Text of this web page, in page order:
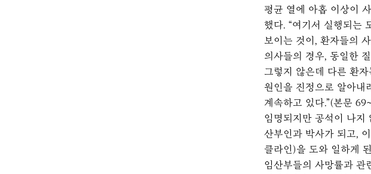
평균 열에 아홉 이상이
했다. “여기서 실행되는
보이는 것이, 환자들의
의사들의 경우, 동일한
그렇지 않은데 다른 환
원인을 진정으로 알아내
계속하고 있다.”(본문
임명되지만 공석이 나지
산부인과 박사가 되고,
클라인)을 도와 일하게
임산부들의 사망률과 관